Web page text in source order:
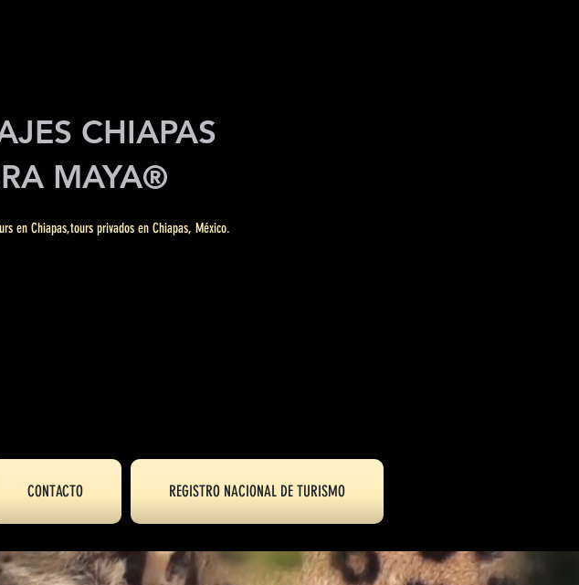
CHIAPAS
MAYA®
en Chiapas,tours privados en Chiapas, México.
CONTACTO REGISTRO NACIONAL DE TURISMO